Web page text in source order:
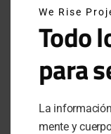
Más allá de los
una ventaja que
platillos.
We Rise
Todo
para
La
mente y